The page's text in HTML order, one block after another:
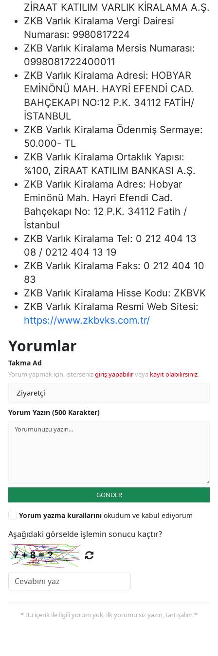
ZİRAAT KATILIM VARLIK KİRALAMA A.Ş.
ZKB Varlık Kiralama Vergi Dairesi
Numarası: 9980817224
ZKB Varlık Kiralama Mersis Numarası:
0998081722400011
ZKB Varlık Kiralama Adresi: HOBYAR
EMİNÖNÜ MAH. HAYRİ EFENDİ CAD.
BAHÇEKAPI NO:12 P.K. 34112 FATİH/
İSTANBUL
ZKB Varlık Kiralama Ödenmiş Sermaye:
50.000- TL
ZKB Varlık Kiralama Ortaklık Yapısı:
%100, ZİRAAT KATILIM BANKASI A.Ş.
ZKB Varlık Kiralama Adres: Hobyar
Eminönü Mah. Hayri Efendi Cad.
Bahçekapı No: 12 P.K. 34112 Fatih /
İstanbul
ZKB Varlık Kiralama Tel: 0 212 404 13
08 / 0212 404 13 19
ZKB Varlık Kiralama Faks: 0 212 404 10
83
ZKB Varlık Kiralama Hisse Kodu: ZKBVK
ZKB Varlık Kiralama Resmi Web Sitesi:
https://www.zkbvks.com.tr/
Yorumlar
Takma Ad
Yorum yapmak için, istersenizgiriş yapabilirveya kayıt olabilirsiniz.
Yorum Yazın (500 Karakter)
GÖNDER
Yorum yazma kurallarını okudum ve kabul ediyorum
Aşağıdaki görselde işlemin sonucu kaçtır?
* Bu içerik ile ilgili yorum yok, ilk yorumu siz yazın, tartışalım *